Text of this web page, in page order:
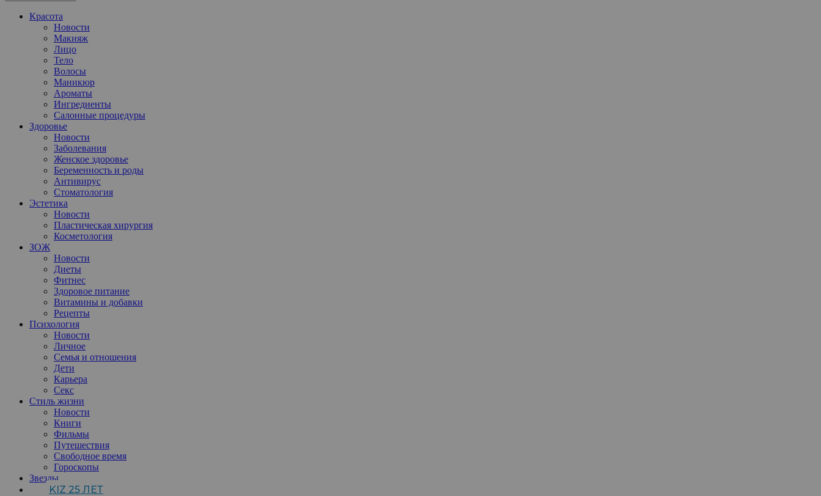
Красота
Новости
Макияж
Лицо
Тело
Волосы
Маникюр
Ароматы
Ингредиенты
Салонные процедуры
Здоровье
Новости
Заболевания
Женское здоровье
Беременность и роды
Антивирус
Стоматология
Эстетика
Новости
Пластическая хирургия
Косметология
ЗОЖ
Новости
Диеты
Фитнес
Здоровое питание
Витамины и добавки
Рецепты
Психология
Новости
Личное
Семья и отношения
Дети
Карьера
Секс
Стиль жизни
Новости
Книги
Фильмы
Путешествия
Свободное время
Гороскопы
Звезды
KIZ 25 ЛЕТ